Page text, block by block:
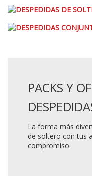
PACKS Y
La forma más
de soltero con tus
compromiso.